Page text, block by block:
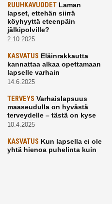
RUUHKAVUODET Laman
lapset, ettehän siirrä
köyhyyttä eteenpäin
jälkipolville?
2.10.2025
KASVATUS Eläinrakkautta
kannattaa alkaa opettamaan
lapselle varhain
14.6.2025
TERVEYS Varhaislapsuus
maaseudulla on hyvästä
terveydelle – tästä on kyse
10.4.2025
KASVATUS Kun lapsella ei ole
yhtä hienoa puhelinta kuin